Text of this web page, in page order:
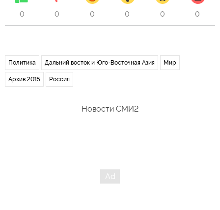
0 0 0 0 0 0
Политика Дальний восток и Юго-Восточная Азия Мир
Архив 2015 Россия
Новости СМИ2